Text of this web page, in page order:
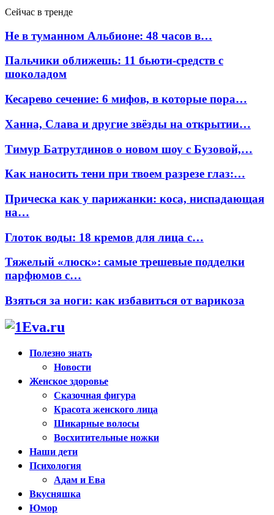
Сейчас в тренде
Не в туманном Альбионе: 48 часов в…
Пальчики оближешь: 11 бьюти-средств с
шоколадом
Кесарево сечение: 6 мифов, в которые пора…
Ханна, Слава и другие звёзды на открытии…
Тимур Батрутдинов о новом шоу с Бузовой,…
Как наносить тени при твоем разрезе глаз:…
Прическа как у парижанки: коса, ниспадающая
на…
Глоток воды: 18 кремов для лица с…
Тяжелый «люск»: самые трешевые подделки
парфюмов с…
Взяться за ноги: как избавиться от варикоза
Полезно знать
Новости
Женское здоровье
Сказочная фигура
Красота женского лица
Шикарные волосы
Восхитительные ножки
Наши дети
Психология
Адам и Ева
Вкусняшка
Юмор